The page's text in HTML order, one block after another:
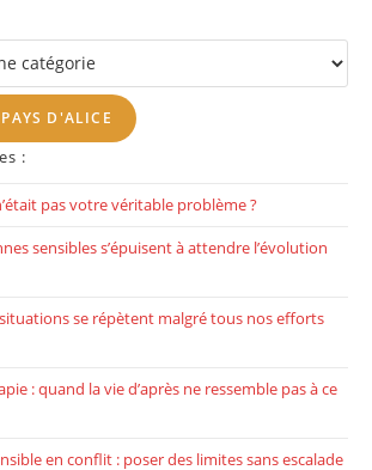
D'ALICE
:
pas votre véritable problème ?
sensibles s’épuisent à attendre l’évolution
se répètent malgré tous nos efforts
: quand la vie d’après ne ressemble pas à ce
en conflit : poser des limites sans escalade